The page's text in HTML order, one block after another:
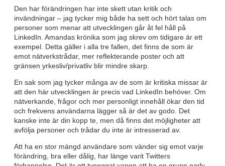
Den har förändringen har inte skett utan kritik och
invändningar – jag tycker mig både ha sett och hört talas om
personer som menar att utvecklingen går åt fel håll på
LinkedIn. Amandas krönika som jag skrev om tidigare är ett
exempel. Detta gäller i alla tre fallen, det finns de som är
emot nätverkstrådar, mer reflekterande poster och att
gränsen yrkesliv/privatliv blir mindre skarp.
En sak som jag tycker många av de som är kritiska missar är
att den här utvecklingen är precis vad LinkedIn behöver. Om
nätverkande, frågor och mer personligt innehåll ökar den tid
och frekvens användarna lägger så är det av godo. Det
kanske inte är din kopp te, men då finns det möjligheter att
avfölja personer och trådar du inte är intresserad av.
Att ha en stor mängd användare som vänder sig emot varje
förändring, bra eller dålig, har länge varit Twitters